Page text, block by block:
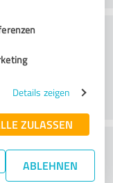
Details zeigen
ZULASSEN
ABLEHNEN
price to